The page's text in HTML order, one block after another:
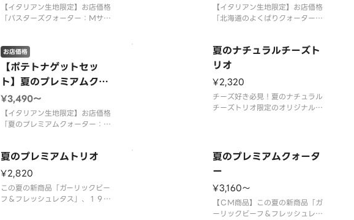
【イタリアン生地限定】お店価格
「バスターズクォーター：Ｍサイ
９本入（トマトファンシーソー
ス）：４００円」＋「ピザーラナ
ゲット４個入（マスタードソー
ス）：３００円」を組み合わせた
特別なセット商品です。
【イタリアン生地限定】お店価格
「北海道のよくばりクォーター：
ポテト９本入（トマトファンシー
ソース）：４００円」＋「ピザー
ラナゲット４個入（マスタードソ
ース）：３００円」を組み合わせ
た特別なセット商品で
【ポテトナゲットセッ
ト】夏のプレミアムクォ
ーター
お店価格
¥3,490〜
【イタリアン生地限定】お店価格
「夏のプレミアムクォーター：Ｍ
ポテト９本入（トマトファンシー
ソース）：４００円」＋「ピザー
ラナゲット４個入（マスタードソ
ース）：３００円」を組み合わせ
た特別なセット商品です
夏のナチュラルチーズト
リオ
¥2,320
チーズ好き必見！夏のナチュラル
チーズトリオ限定のオリジナル商
ポテト」、「とろけるチーズのテ
リヤキチキン」が入った、チーズ
好きにはたまらない、３種類のピ
ザが１度で楽しめる特
夏のプレミアムトリオ
¥2,820
この夏の新商品「ガーリックビー
フ＆フレッシュレタス」、１９９
夏のプレミアムクォータ
ー
¥3,160〜
【ＣＭ商品】この夏の新商品「ガ
ーリックビーフ＆フレッシュレタ